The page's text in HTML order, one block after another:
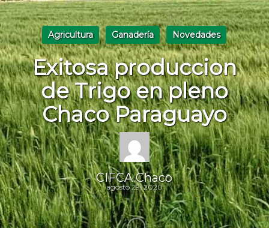
Agricultura Ganadería Novedades
Exitosa produccion
de Trigo en pleno
Chaco Paraguayo
CIFCA Chaco
agosto 29, 2020